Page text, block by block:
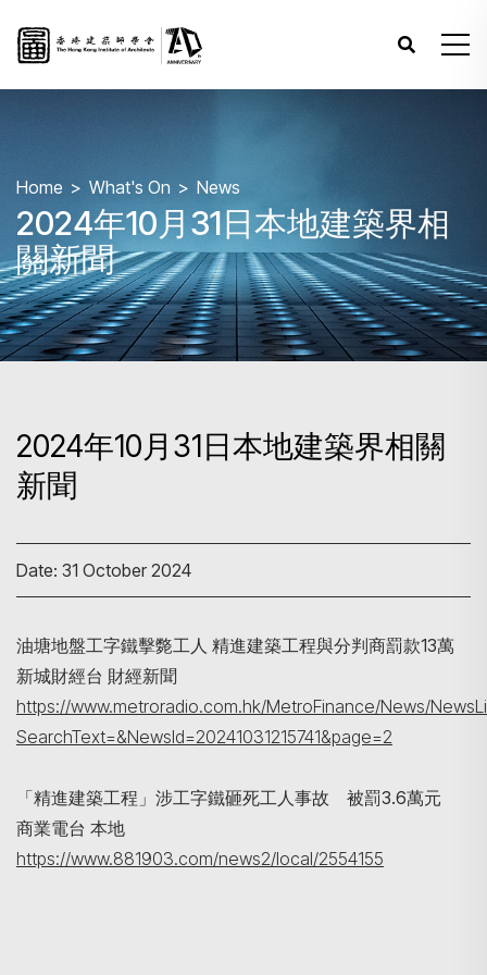
Home What's On News
2024年10月31日本地建築界相
關新聞
2024年10月31日本地建築界相關
新聞
Date: 31 October 2024
油塘地盤工字鐵擊斃工人 精進建築工程與分判商罰款13萬
新城財經台 財經新聞
https://www.metroradio.com.hk/MetroFinance/News/
SearchText=&NewsId=20241031215741&page=2
「精進建築工程」涉工字鐵砸死工人事故 被罰3.6萬元
商業電台 本地
https://www.881903.com/news2/local/2554155